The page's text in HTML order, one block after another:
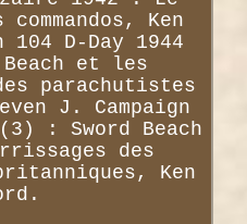
Ken
104 D-Day 1944
et les
parachutistes
J. Campaign
: Sword Beach
des
Ken